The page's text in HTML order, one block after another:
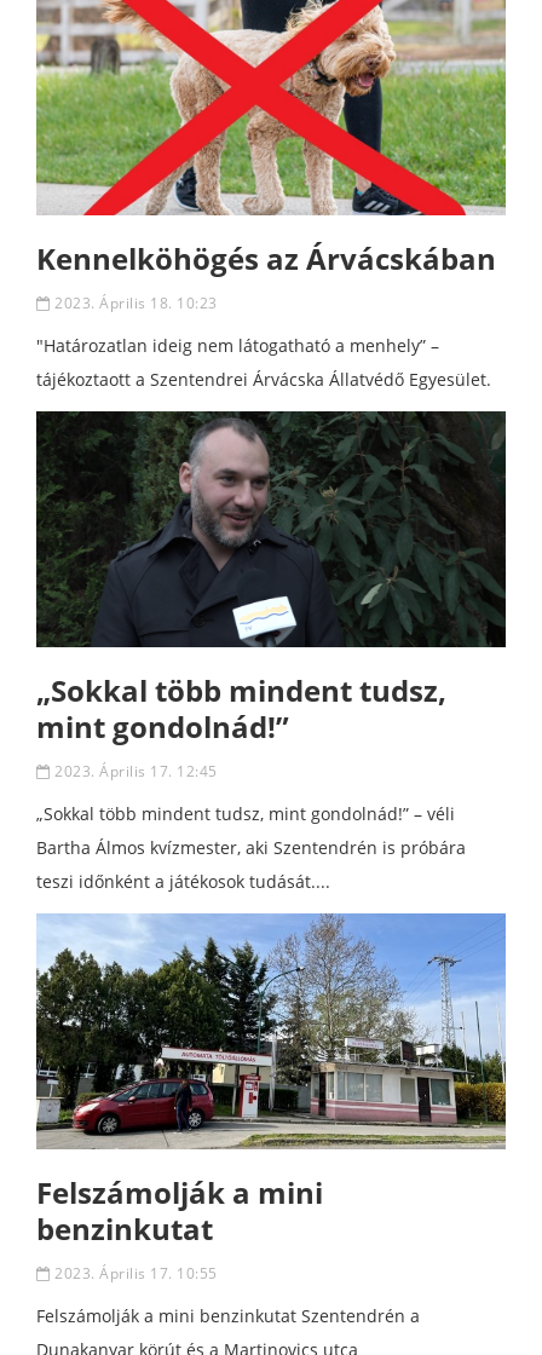
Kennelköhögés az Árvácskában
2023. Április 18. 10:23
"Határozatlan ideig nem látogatható a menhely” –
tájékoztaott a Szentendrei Árvácska Állatvédő Egyesület.
„Sokkal több mindent tudsz,
mint gondolnád!”
2023. Április 17. 12:45
„Sokkal több mindent tudsz, mint gondolnád!” – véli
Bartha Álmos kvízmester, aki Szentendrén is próbára
teszi időnként a játékosok tudását....
Felszámolják a mini
benzinkutat
2023. Április 17. 10:55
Felszámolják a mini benzinkutat Szentendrén a
Dunakanyar körút és a Martinovics utca